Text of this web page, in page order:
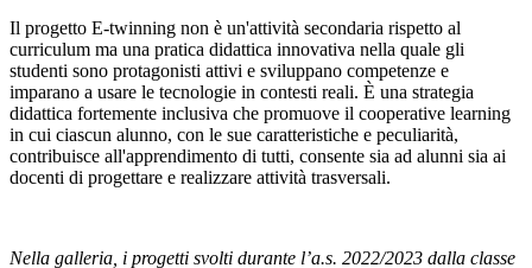
Il progetto E-twinning non è un'attività secondaria rispetto al
curriculum ma una pratica didattica innovativa nella quale gli
studenti sono protagonisti attivi e sviluppano competenze e
imparano a usare le tecnologie in contesti reali. È una strategia
didattica fortemente inclusiva che promuove il cooperative learning
in cui ciascun alunno, con le sue caratteristiche e peculiarità,
contribuisce all'apprendimento di tutti, consente sia ad alunni sia ai
docenti di progettare e realizzare attività trasversali.
Nella galleria, i progetti svolti durante l’a.s. 2022/2023 dalla classe